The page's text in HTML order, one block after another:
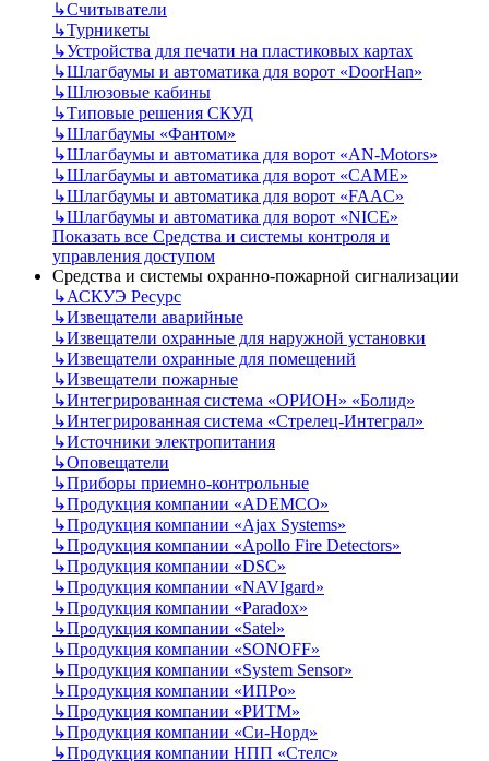
↳Считыватели
↳Турникеты
↳Устройства для печати на пластиковых картах
↳Шлагбаумы и автоматика для ворот «DoorHan»
↳Шлюзовые кабины
↳Типовые решения СКУД
↳Шлагбаумы «Фантом»
↳Шлагбаумы и автоматика для ворот «AN-Motors»
↳Шлагбаумы и автоматика для ворот «CAME»
↳Шлагбаумы и автоматика для ворот «FAAC»
↳Шлагбаумы и автоматика для ворот «NICE»
Показать все Средства и системы контроля и
управления доступом
Средства и системы охранно-пожарной сигнализации
↳АСКУЭ Ресурс
↳Извещатели аварийные
↳Извещатели охранные для наружной установки
↳Извещатели охранные для помещений
↳Извещатели пожарные
↳Интегрированная система «ОРИОН» «Болид»
↳Интегрированная система «Стрелец-Интеграл»
↳Источники электропитания
↳Оповещатели
↳Приборы приемно-контрольные
↳Продукция компании «ADEMCO»
↳Продукция компании «Ajax Systems»
↳Продукция компании «Apollo Fire Detectors»
↳Продукция компании «DSC»
↳Продукция компании «NAVIgard»
↳Продукция компании «Paradox»
↳Продукция компании «Satel»
↳Продукция компании «SONOFF»
↳Продукция компании «System Sensor»
↳Продукция компании «ИПРо»
↳Продукция компании «РИТМ»
↳Продукция компании «Си-Норд»
↳Продукция компании НПП «Стелс»